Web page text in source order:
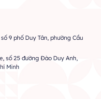
9 phố Duy Tân, phường Cầu
số 25 đường Đào Duy Anh,
Minh